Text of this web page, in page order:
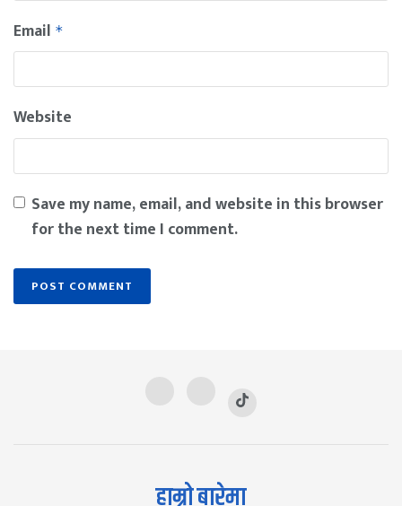
Email *
Website
Save my name, email, and website in this browser
for the next time I comment.
हाम्रो बारेमा